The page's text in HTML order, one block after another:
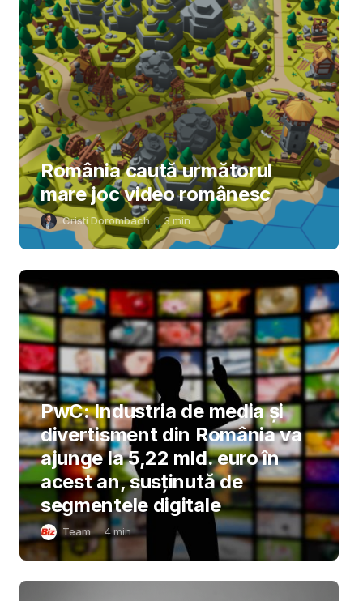
România caută următorul
mare joc video românesc
Cristi Dorombach 3min
PwC: Industria de media și
divertisment din România va
ajunge la 5,22 mld. euro în
acest an, susținută de
segmentele digitale
Team 4min